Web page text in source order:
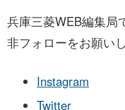
兵庫三菱WEB編集局
非フォローをお願い
Instagram
Twitter